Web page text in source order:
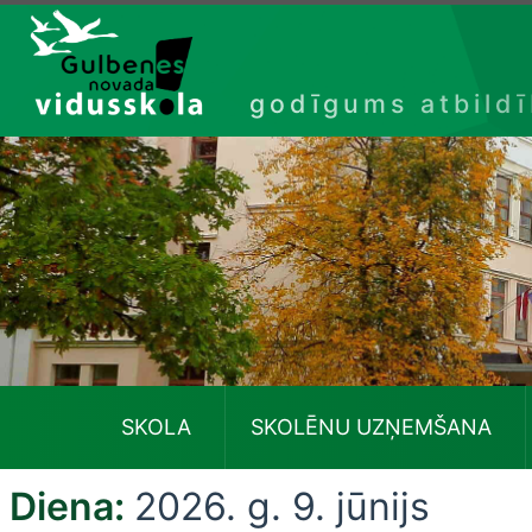
Izlaist
godīgums
SKOLA SKOLĒNU UZŅEMŠANA
Diena: 2026. g. 9. jūnijs